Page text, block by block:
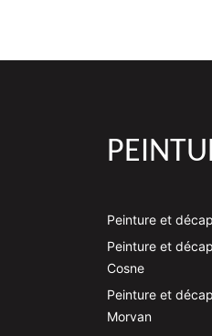
Peinture et
Peinture et
Cosne
Peinture et
Morvan